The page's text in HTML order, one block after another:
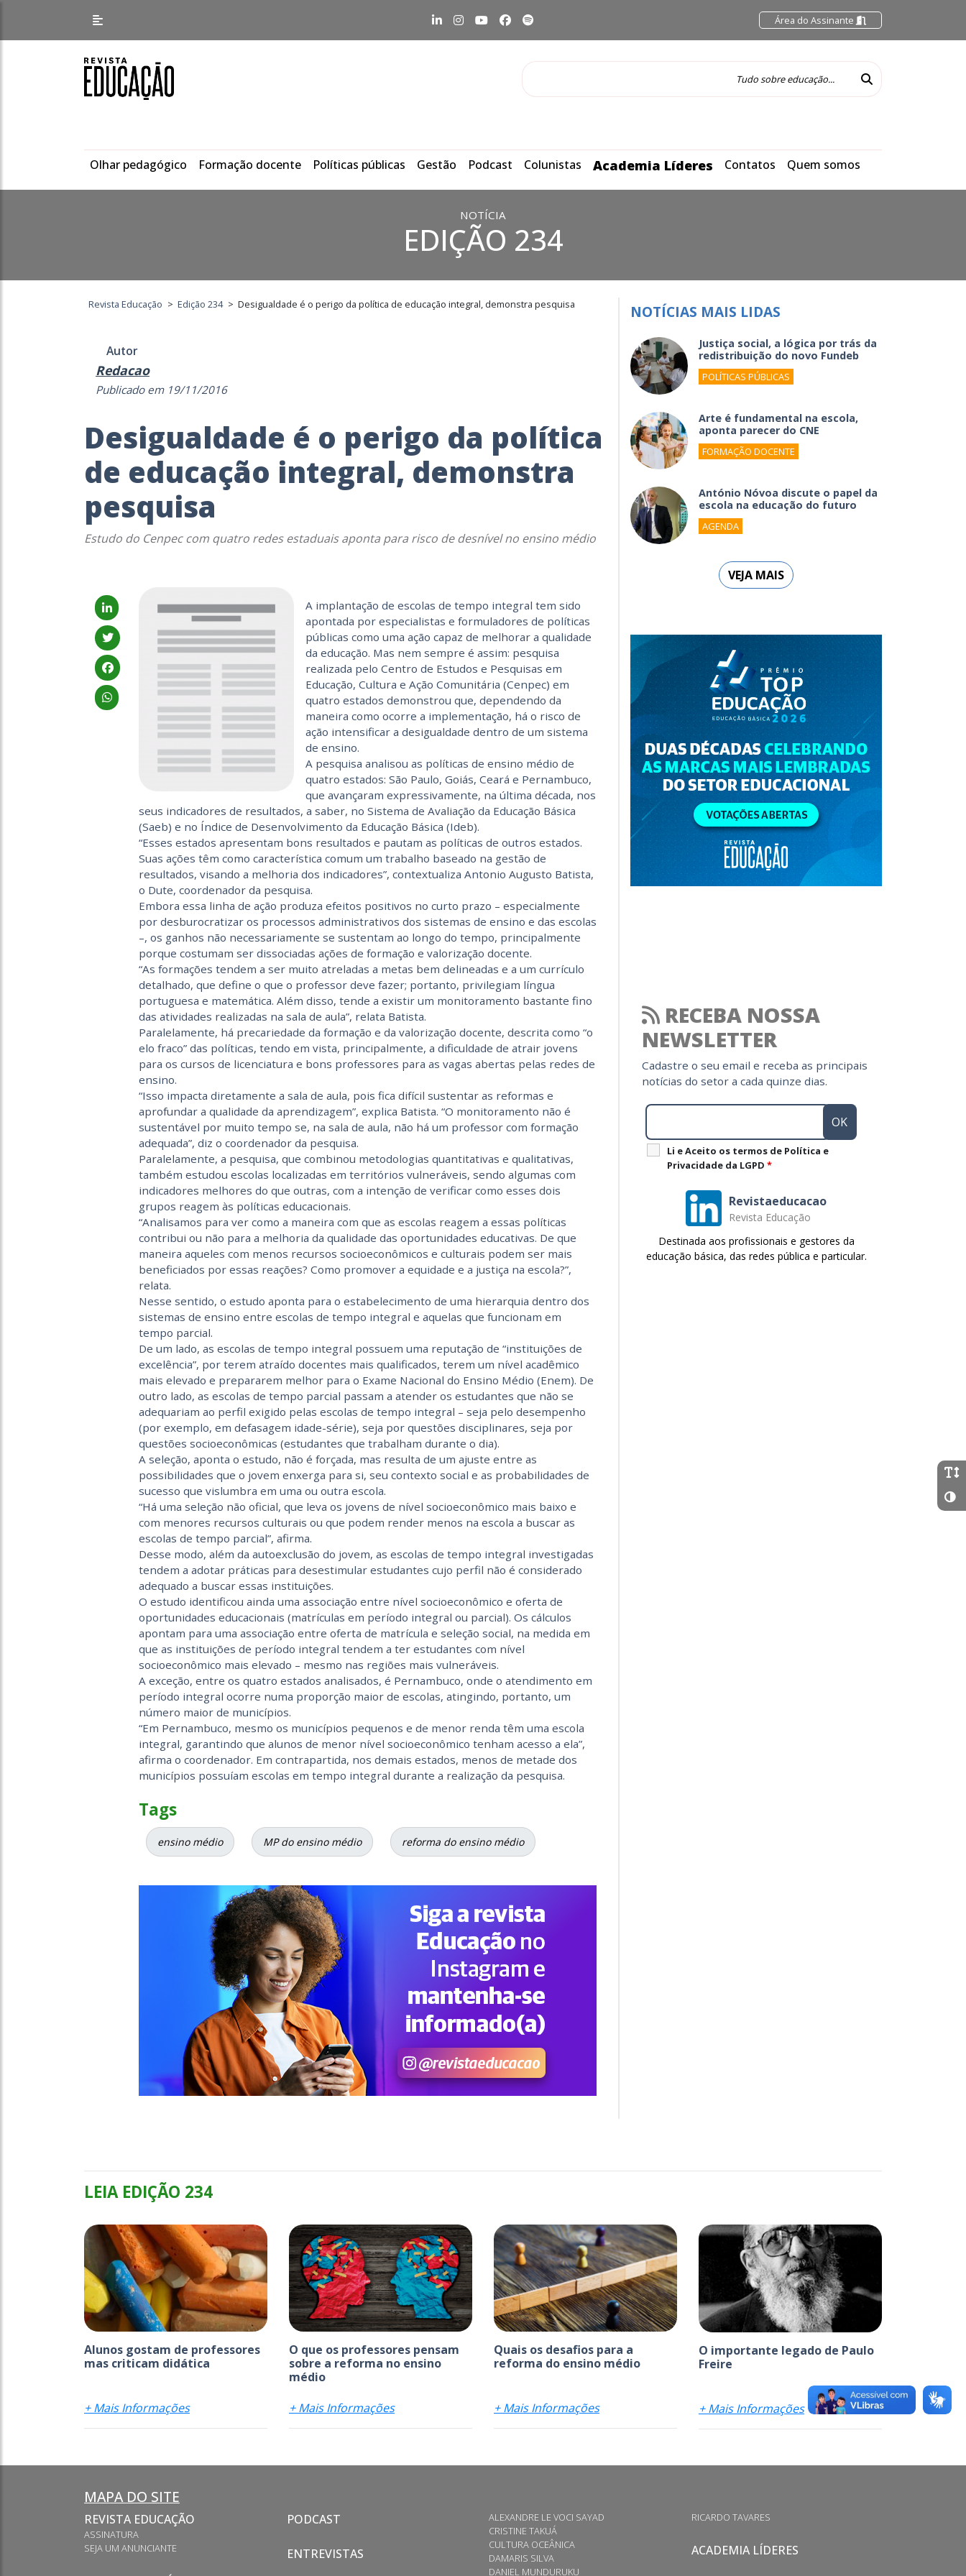
Área do Assinante
Olhar pedagógico Formação docente Políticas públicas Gestão Podcast Colunistas Academia Líderes Contatos Quem somos
NOTÍCIA
EDIÇÃO 234
Revista Educação > Edição 234 > Desigualdade é o perigo da política de educação integral, demonstra pesquisa
Autor
Redacao
Publicado em 19/11/2016
Desigualdade é o perigo da política
de educação integral, demonstra
pesquisa
Estudo do Cenpec com quatro redes estaduais aponta para risco de desnível no ensino médio
A implantação de escolas de tempo integral tem sido
apontada por especialistas e formuladores de políticas
públicas como uma ação capaz de melhorar a qualidade
da educação. Mas nem sempre é assim: pesquisa
realizada pelo Centro de Estudos e Pesquisas em
Educação, Cultura e Ação Comunitária (Cenpec) em
quatro estados demonstrou que, dependendo da
maneira como ocorre a implementação, há o risco de
ação intensificar a desigualdade dentro de um sistema
de ensino.
A pesquisa analisou as políticas de ensino médio de
quatro estados: São Paulo, Goiás, Ceará e Pernambuco,
que avançaram expressivamente, na última década, nos
seus indicadores de resultados, a saber, no Sistema de Avaliação da Educação Básica
(Saeb) e no Índice de Desenvolvimento da Educação Básica (Ideb).
“Esses estados apresentam bons resultados e pautam as políticas de outros estados.
Suas ações têm como característica comum um trabalho baseado na gestão de
resultados, visando a melhoria dos indicadores”, contextualiza Antonio Augusto Batista,
o Dute, coordenador da pesquisa.
Embora essa linha de ação produza efeitos positivos no curto prazo – especialmente
por desburocratizar os processos administrativos dos sistemas de ensino e das escolas
–, os ganhos não necessariamente se sustentam ao longo do tempo, principalmente
porque costumam ser dissociadas ações de formação e valorização docente.
“As formações tendem a ser muito atreladas a metas bem delineadas e a um currículo
detalhado, que define o que o professor deve fazer; portanto, privilegiam língua
portuguesa e matemática. Além disso, tende a existir um monitoramento bastante fino
das atividades realizadas na sala de aula”, relata Batista.
Paralelamente, há precariedade da formação e da valorização docente, descrita como “o
elo fraco” das políticas, tendo em vista, principalmente, a dificuldade de atrair jovens
para os cursos de licenciatura e bons professores para as vagas abertas pelas redes de
ensino.
“Isso impacta diretamente a sala de aula, pois fica difícil sustentar as reformas e
aprofundar a qualidade da aprendizagem”, explica Batista. “O monitoramento não é
sustentável por muito tempo se, na sala de aula, não há um professor com formação
adequada”, diz o coordenador da pesquisa.
Paralelamente, a pesquisa, que combinou metodologias quantitativas e qualitativas,
também estudou escolas localizadas em territórios vulneráveis, sendo algumas com
indicadores melhores do que outras, com a intenção de verificar como esses dois
grupos reagem às políticas educacionais.
“Analisamos para ver como a maneira com que as escolas reagem a essas políticas
contribui ou não para a melhoria da qualidade das oportunidades educativas. De que
maneira aqueles com menos recursos socioeconômicos e culturais podem ser mais
beneficiados por essas reações? Como promover a equidade e a justiça na escola?”,
relata.
Nesse sentido, o estudo aponta para o estabelecimento de uma hierarquia dentro dos
sistemas de ensino entre escolas de tempo integral e aquelas que funcionam em
tempo parcial.
De um lado, as escolas de tempo integral possuem uma reputação de “instituições de
excelência”, por terem atraído docentes mais qualificados, terem um nível acadêmico
mais elevado e prepararem melhor para o Exame Nacional do Ensino Médio (Enem). De
outro lado, as escolas de tempo parcial passam a atender os estudantes que não se
adequariam ao perfil exigido pelas escolas de tempo integral – seja pelo desempenho
(por exemplo, em defasagem idade-série), seja por questões disciplinares, seja por
questões socioeconômicas (estudantes que trabalham durante o dia).
A seleção, aponta o estudo, não é forçada, mas resulta de um ajuste entre as
possibilidades que o jovem enxerga para si, seu contexto social e as probabilidades de
sucesso que vislumbra em uma ou outra escola.
“Há uma seleção não oficial, que leva os jovens de nível socioeconômico mais baixo e
com menores recursos culturais ou que podem render menos na escola a buscar as
escolas de tempo parcial”, afirma.
Desse modo, além da autoexclusão do jovem, as escolas de tempo integral investigadas
tendem a adotar práticas para desestimular estudantes cujo perfil não é considerado
adequado a buscar essas instituições.
O estudo identificou ainda uma associação entre nível socioeconômico e oferta de
oportunidades educacionais (matrículas em período integral ou parcial). Os cálculos
apontam para uma associação entre oferta de matrícula e seleção social, na medida em
que as instituições de período integral tendem a ter estudantes com nível
socioeconômico mais elevado – mesmo nas regiões mais vulneráveis.
A exceção, entre os quatro estados analisados, é Pernambuco, onde o atendimento em
período integral ocorre numa proporção maior de escolas, atingindo, portanto, um
número maior de municípios.
“Em Pernambuco, mesmo os municípios pequenos e de menor renda têm uma escola
integral, garantindo que alunos de menor nível socioeconômico tenham acesso a ela”,
afirma o coordenador. Em contrapartida, nos demais estados, menos de metade dos
municípios possuíam escolas em tempo integral durante a realização da pesquisa.
Tags
ensino médio MP do ensino médio reforma do ensino médio
NOTÍCIAS MAIS LIDAS
Justiça social, a lógica por trás da
redistribuição do novo Fundeb
POLÍTICAS PÚBLICAS
Arte é fundamental na escola,
aponta parecer do CNE
FORMAÇÃO DOCENTE
António Nóvoa discute o papel da
escola na educação do futuro
AGENDA
VEJA MAIS
RECEBA NOSSA
NEWSLETTER
Cadastre o seu email e receba as principais
notícias do setor a cada quinze dias.
Li e Aceito os termos de Política e
Privacidade da LGPD *
Revistaeducacao
Revista Educação
Destinada aos profissionais e gestores da
educação básica, das redes pública e particular.
LEIA EDIÇÃO 234
Alunos gostam de professores
mas criticam didática
+ Mais Informações
O que os professores pensam
sobre a reforma no ensino
médio
+ Mais Informações
Quais os desafios para a
reforma do ensino médio
+ Mais Informações
O importante legado de Paulo
Freire
+ Mais Informações
MAPA DO SITE
REVISTA EDUCAÇÃO
ASSINATURA
SEJA UM ANUNCIANTE
PODCAST
ENTREVISTAS
ALEXANDRE LE VOCI SAYAD
CRISTINE TAKUÁ
CULTURA OCEÂNICA
DAMARIS SILVA
DANIEL MUNDURUKU
RICARDO TAVARES
ACADEMIA LÍDERES